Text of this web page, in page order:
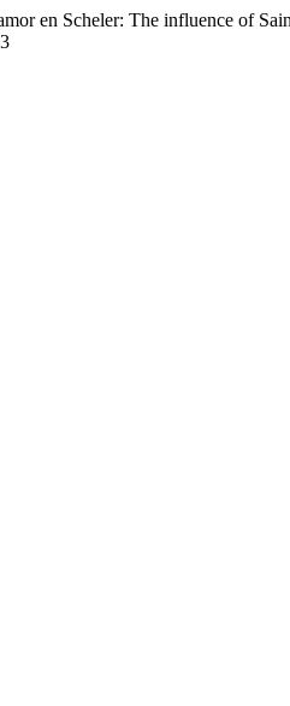
en Scheler: The influence of